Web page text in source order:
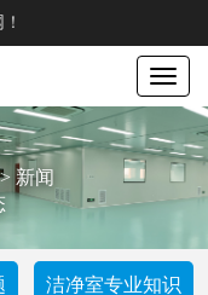
Toggle
新闻
洁净室专业知识